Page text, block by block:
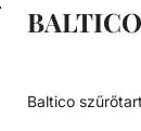
Baltico